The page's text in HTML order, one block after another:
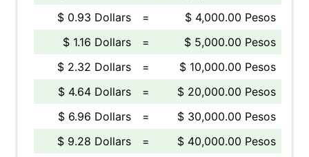
$ 0.93 Dollars
=
$ 4,000.00 Pesos
$ 1.16 Dollars
=
$ 5,000.00 Pesos
$ 2.32 Dollars
=
$ 10,000.00 Pesos
$ 4.64 Dollars
=
$ 20,000.00 Pesos
$ 6.96 Dollars
=
$ 30,000.00 Pesos
$ 9.28 Dollars
= $ 40,000.00 Pesos